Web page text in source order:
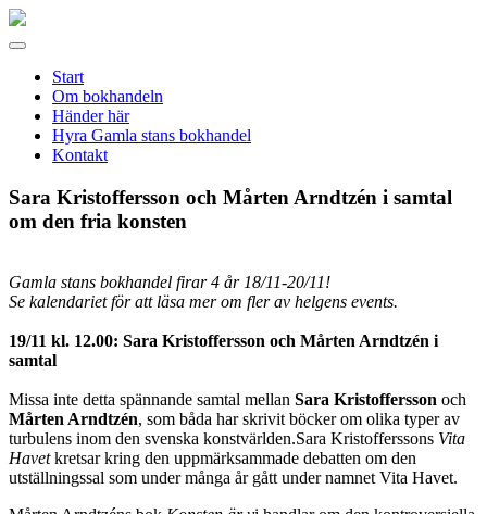
Gamla
Meny
Start
Om bokhandeln
Händer här
Hyra Gamla stans bokhandel
Kontakt
Sara Kristoffersson och Mårten Arndtzén i samtal
om den fria konsten
Gamla stans bokhandel firar 4 år 18/11-20/11!
Se kalendariet för att läsa mer om fler av helgens events.
19/11 kl. 12.00: Sara Kristoffersson och Mårten Arndtzén i
samtal
Missa inte detta spännande samtal mellan Sara Kristoffersson och
Mårten Arndtzén, som båda har skrivit böcker om olika typer av
turbulens inom den svenska konstvärlden.Sara Kristofferssons Vita
Havetkretsar kring den uppmärksammade debatten om den
utställningssal som under många år gått under namnet Vita Havet.